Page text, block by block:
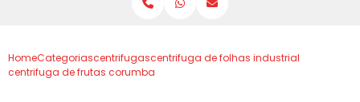
HomeCategoriascentrifugascentrifuga de folhas industrial
centrifuga de frutas corumba